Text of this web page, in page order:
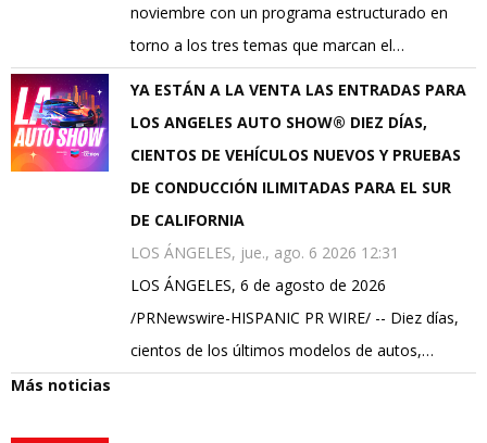
noviembre con un programa estructurado en
torno a los tres temas que marcan el…
YA ESTÁN A LA VENTA LAS ENTRADAS PARA
LOS ANGELES AUTO SHOW® DIEZ DÍAS,
CIENTOS DE VEHÍCULOS NUEVOS Y PRUEBAS
DE CONDUCCIÓN ILIMITADAS PARA EL SUR
DE CALIFORNIA
LOS ÁNGELES, jue., ago. 6 2026 12:31
LOS ÁNGELES, 6 de agosto de 2026
/PRNewswire-HISPANIC PR WIRE/ -- Diez días,
cientos de los últimos modelos de autos,…
Más noticias